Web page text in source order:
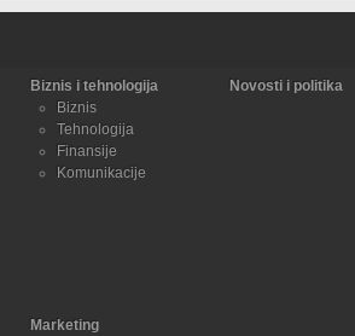
Biznis i tehnologija
Biznis
Tehnologija
Finansije
Komunikacije
Novosti i politika
Marketing